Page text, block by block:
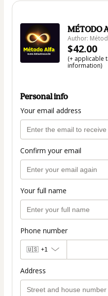
MÉTODO
Author:
$42.00
(+ applicable
information)
Personal info
Your email address
Confirm your email
Your full name
Phone number
🇺🇸 +1
Address